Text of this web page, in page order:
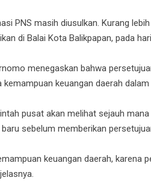
PNS masih diusulkan. Kurang
di Balai Kota Balikpapan, pada
menegaskan bahwa
kemampuan keuangan daerah
pusat akan melihat sejauh
sebelum memberikan
keuangan daerah, karena